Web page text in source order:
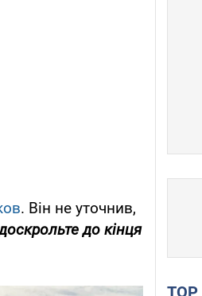
. Він не уточнив,
до кінця